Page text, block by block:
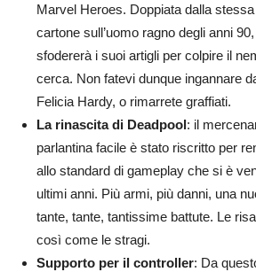
Marvel Heroes. Doppiata dalla
cartone sull’uomo ragno degli anni
sfodererà i suoi artigli per colpire il
cerca. Non fatevi dunque ingannare
Felicia Hardy, o rimarrete graffiati.
La rinascita di Deadpool: il
parlantina facile è stato riscritto per
allo standard di gameplay che si è
ultimi anni. Più armi, più danni, una
tante, tante, tantissime battute. Le
così come le stragi.
Supporto per il controller: Da